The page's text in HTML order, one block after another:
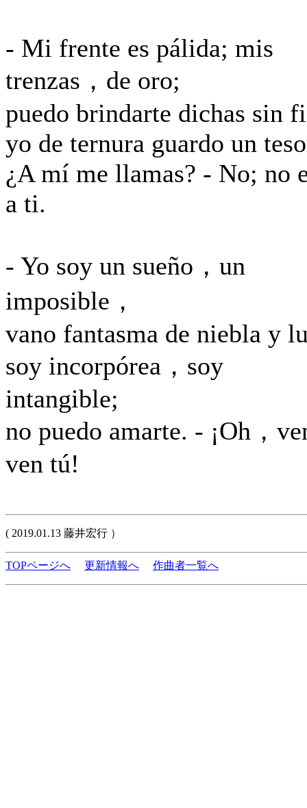
- Mi frente es pálida; mis
trenzas，de oro;
puedo brindarte dichas sin
yo de ternura guardo un
¿A mí me llamas? - No; no
a ti.
- Yo soy un sueño，un
imposible，
vano fantasma de niebla y
soy incorpórea，soy
intangible;
no puedo amarte. - ¡Oh，
ven tú!
( 2019.01.13 藤井宏行 ）
TOPページへ 更新情報へ 作曲者一覧へ